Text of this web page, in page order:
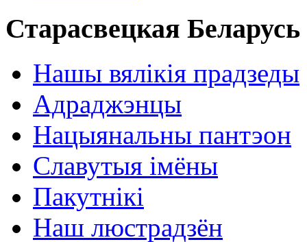
Старасвецкая Беларусь
Нашы вялікія прадзеды
Адраджэнцы
Нацыянальны пантэон
Славутыя імёны
Пакутнікі
Наш люстрадзён